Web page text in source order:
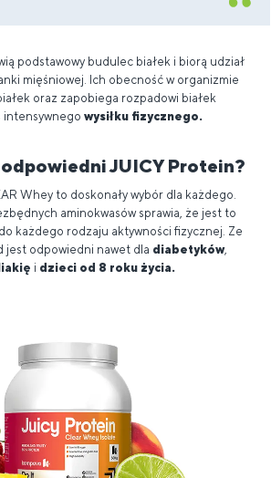
podstawowy budulec białek i biorą udział
mięśniowej. Ich obecność w organizmie
oraz zapobiega rozpadowi białek
intensywnego wysiłku fizycznego.
JUICY Protein?
Whey to doskonały wybór dla każdego.
aminokwasów sprawia, że jest to
każdego rodzaju aktywności fizycznej. Ze
jest odpowiedni nawet dla diabetyków,
i dzieci od 8 roku życia.